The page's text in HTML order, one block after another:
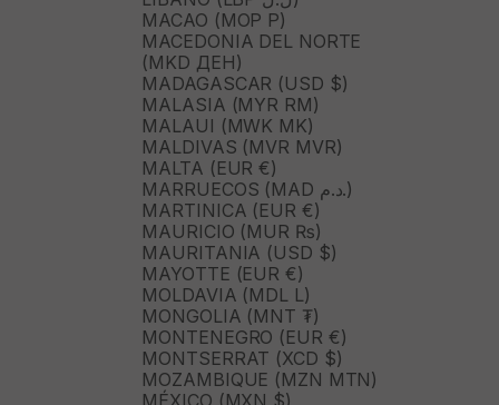
MACAO (MOP P)
MACEDONIA DEL NORTE
(MKD ДЕН)
MADAGASCAR (USD $)
MALASIA (MYR RM)
MALAUI (MWK MK)
MALDIVAS (MVR MVR)
MALTA (EUR €)
MARRUECOS (MAD د.م.)
MARTINICA (EUR €)
MAURICIO (MUR ₨)
MAURITANIA (USD $)
MAYOTTE (EUR €)
MOLDAVIA (MDL L)
MONGOLIA (MNT ₮)
MONTENEGRO (EUR €)
MONTSERRAT (XCD $)
MOZAMBIQUE (MZN MTN)